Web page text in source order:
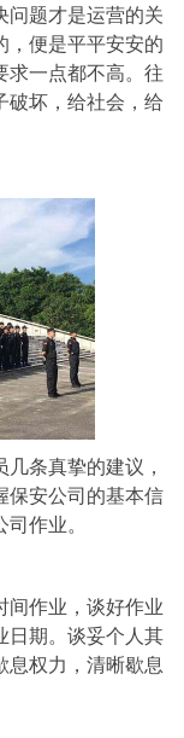
问题才是运营的关
，便是平平安安的
求一点都不高。往
破坏，给社会，给
条真挚的建议，
保安公司的基本信
作业。
作业，谈好作业
日期。谈妥个人其
息权力，清晰歇息